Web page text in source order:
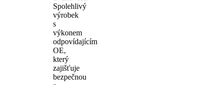
Spolehlivý
výrobek
s
výkonem
odpovídajícím
OE,
který
zajišťuje
bezpečnou